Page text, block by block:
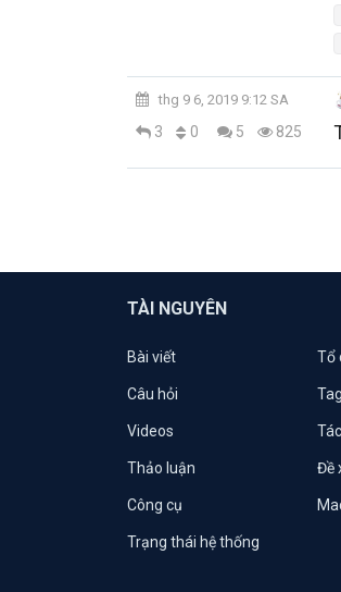
thg 9 6, 2019 9:12 SA
3 0 5 825
TÀI NGUYÊN
Bài viết Tổ
Câu hỏi
Videos
Thảo luận Đề
Công cụ
Trạng thái hệ thống